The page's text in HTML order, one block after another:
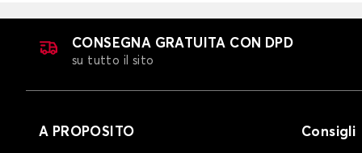
CONSEGNA GRATUITA CON DPD
su tutto il sito
A PROPOSITO Consigli